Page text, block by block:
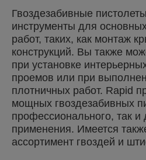
Гвоздезабивные
инструменты для
работ, таких, как монтаж
конструкций. Вы также
при установке
проемов или при
плотничных работ. Rapid
мощных гвоздезабивных
профессионального, так
применения. Имеется
ассортимент гвоздей и